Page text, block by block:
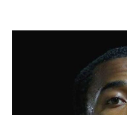
entrada